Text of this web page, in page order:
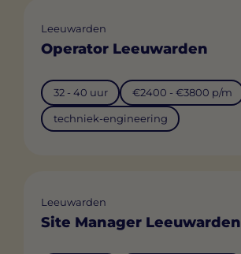
Leeuwarden
Operator Leeuwarden
32 - 40 uur €2400 - €3800 p/m
techniek-engineering
Leeuwarden
Site Manager Leeuwarden